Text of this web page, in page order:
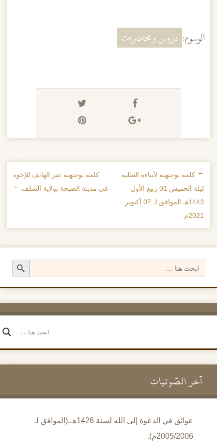
الوسوم: دروس ومحاضرات
تصفح الإدراجات
← كلمة توجيهية لأبناءه الطلبة.
ليلة الخميس 01 ربيع الأول
1443هـ الموافق لـ 07 أكتوبر
2021م
كلمة توجيهية عبر الهاتف للإخوة
في مدينة الصبحة بولاية الشلف →
for:
Search Button
آخر الصَّوتيات
عوائق في الدعوة إلى الله لسنة 1426هــ(الموافق لـ
2005/2006م).